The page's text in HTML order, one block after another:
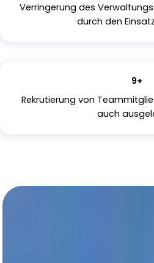
Verringerung des
durch den
9+
Rekrutierung von
auch